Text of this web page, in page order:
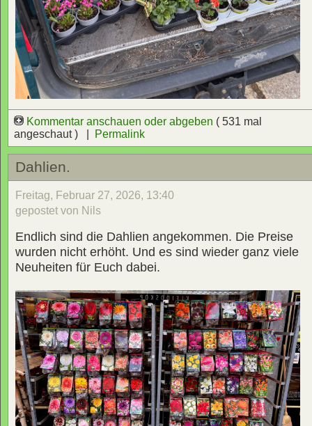
Kommentar anschauen oder abgeben ( 531 mal
angeschaut ) |
Permalink
Dahlien.
Freitag, Februar 27, 2026, 13:40
gepostet von Nils
Endlich sind die Dahlien angekommen. Die Preise
wurden nicht erhöht. Und es sind wieder ganz viele
Neuheiten für Euch dabei.